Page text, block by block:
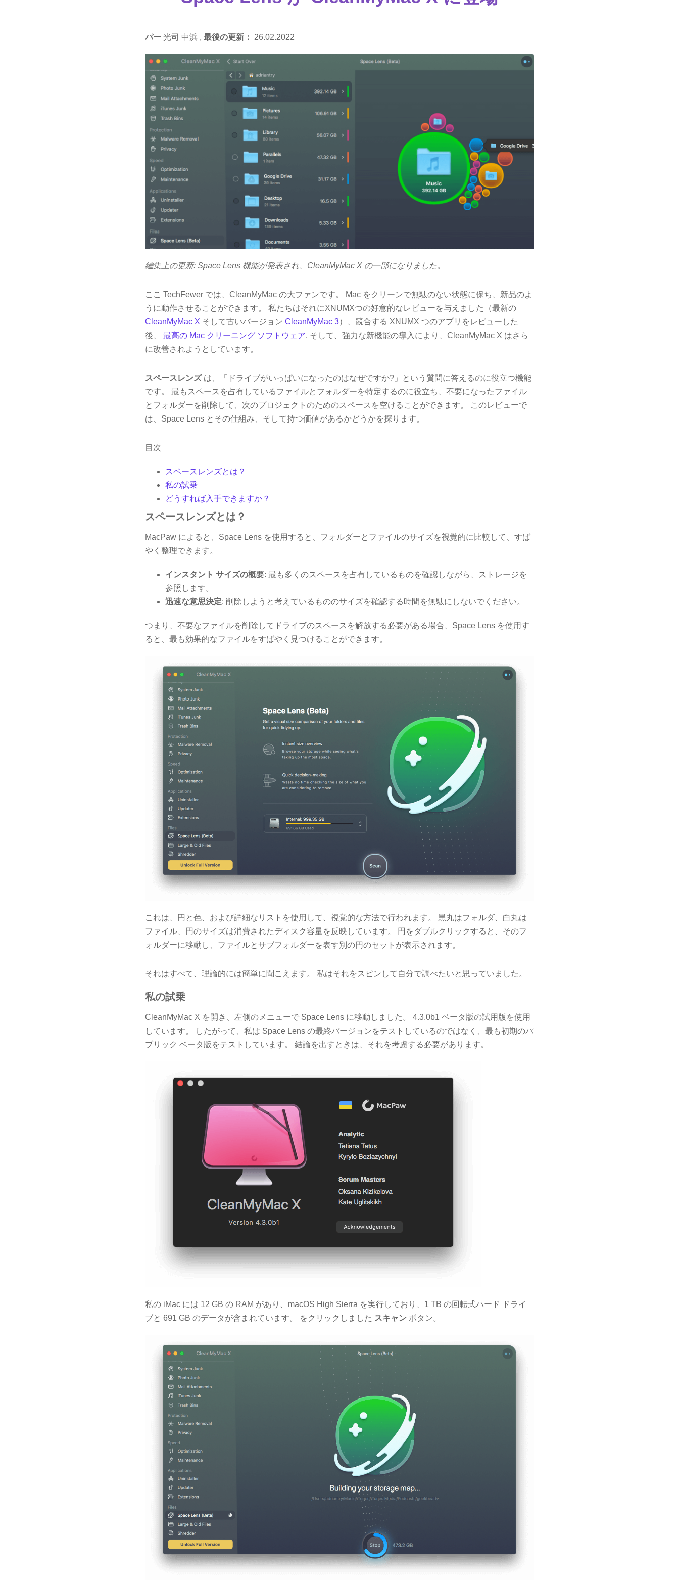
パー 光司 中浜 , 最後の更新： 26.02.2022
編集上の更新: Space Lens 機能が発表され、CleanMyMac X の一部になりました。
ここ TechFewer では、CleanMyMac の大ファンです。 Mac をクリーンで無駄のない状態に保ち、新品のよ
うに動作させることができます。 私たちはそれにXNUMXつの好意的なレビューを与えました（最新の
CleanMyMac X そして古いバージョン CleanMyMac 3）、競合する XNUMX つのアプリをレビューした
後、 最高の Mac クリーニング ソフトウェア. そして、強力な新機能の導入により、CleanMyMac X はさら
に改善されようとしています。
スペースレンズは、「ドライブがいっぱいになったのはなぜですか?」という質問に答えるのに役立つ機能
です。 最もスペースを占有しているファイルとフォルダーを特定するのに役立ち、不要になったファイル
とフォルダーを削除して、次のプロジェクトのためのスペースを空けることができます。 このレビューで
は、Space Lens とその仕組み、そして持つ価値があるかどうかを探ります。
目次
スペースレンズとは？
私の試乗
どうすれば入手できますか？
スペースレンズとは？
MacPaw によると、Space Lens を使用すると、フォルダーとファイルのサイズを視覚的に比較して、すば
やく整理できます。
インスタント サイズの概要: 最も多くのスペースを占有しているものを確認しながら、ストレージを
参照します。
迅速な意思決定: 削除しようと考えているもののサイズを確認する時間を無駄にしないでください。
つまり、不要なファイルを削除してドライブのスペースを解放する必要がある場合、Space Lens を使用す
ると、最も効果的なファイルをすばやく見つけることができます。
これは、円と色、および詳細なリストを使用して、視覚的な方法で行われます。 黒丸はフォルダ、白丸は
ファイル、円のサイズは消費されたディスク容量を反映しています。 円をダブルクリックすると、そのフ
ォルダーに移動し、ファイルとサブフォルダーを表す別の円のセットが表示されます。
それはすべて、理論的には簡単に聞こえます。 私はそれをスピンして自分で調べたいと思っていました。
私の試乗
CleanMyMac X を開き、左側のメニューで Space Lens に移動しました。 4.3.0b1 ベータ版の試用版を使用
しています。 したがって、私は Space Lens の最終バージョンをテストしているのではなく、最も初期のパ
ブリック ベータ版をテストしています。 結論を出すときは、それを考慮する必要があります。
私の iMac には 12 GB の RAM があり、macOS High Sierra を実行しており、1 TB の回転式ハード ドライ
ブと 691 GB のデータが含まれています。 をクリックしました スキャン ボタン。